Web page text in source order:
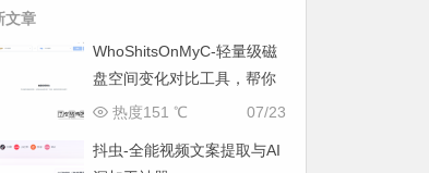
文章
WhoShitsOnMyC-轻量级磁
盘空间变化对比工具，帮你
找出“吃掉”空间的罪魁祸首
07/23
热度151 ℃
抖虫-全能视频文案提取与AI